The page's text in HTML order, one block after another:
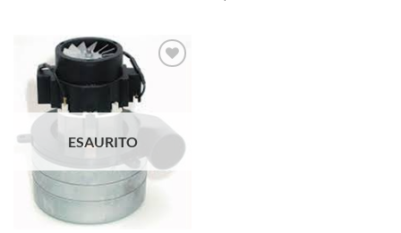
a
21,00€
alla lista
ESAURITO